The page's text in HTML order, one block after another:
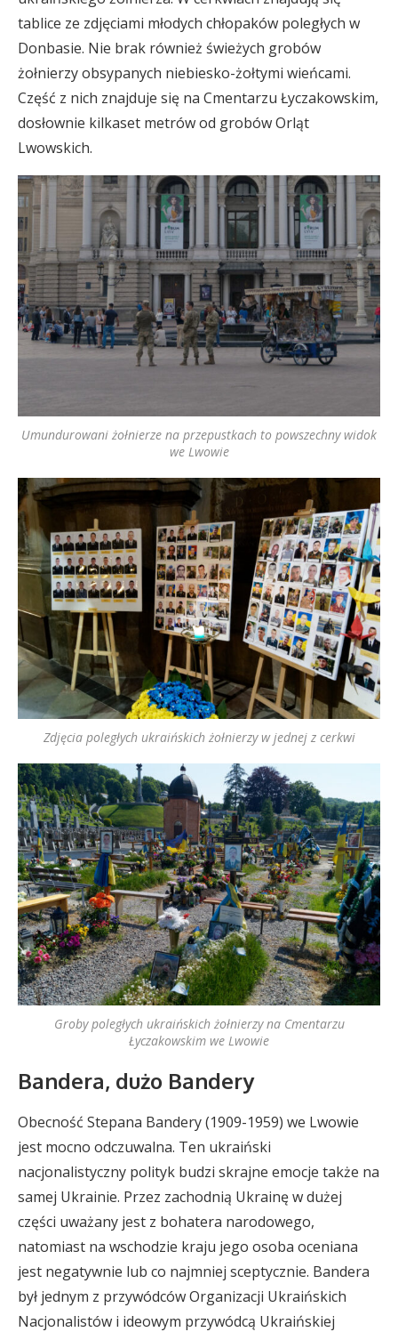
tablice ze zdjęciami młodych chłopaków poległych w
Donbasie. Nie brak również świeżych grobów
żołnierzy obsypanych niebiesko-żołtymi wieńcami.
Część z nich znajduje się na Cmentarzu Łyczakowskim,
dosłownie kilkaset metrów od grobów Orląt
Lwowskich.
Umundurowani żołnierze na przepustkach to powszechny widok
we Lwowie
Zdjęcia poległych ukraińskich żołnierzy w jednej z cerkwi
Groby poległych ukraińskich żołnierzy na Cmentarzu
Łyczakowskim we Lwowie
Bandera, dużo Bandery
Obecność Stepana Bandery (1909-1959) we Lwowie
jest mocno odczuwalna. Ten ukraiński
nacjonalistyczny polityk budzi skrajne emocje także na
samej Ukrainie. Przez zachodnią Ukrainę w dużej
części uważany jest z bohatera narodowego,
natomiast na wschodzie kraju jego osoba oceniana
jest negatywnie lub co najmniej sceptycznie. Bandera
był jednym z przywódców Organizacji Ukraińskich
Nacjonalistów i ideowym przywódcą Ukraińskiej